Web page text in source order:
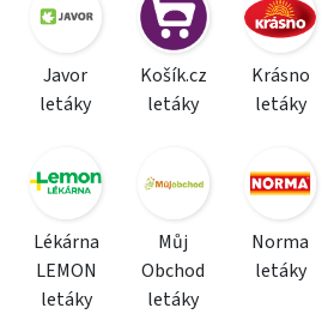
Javor
letáky
Košík.cz
letáky
Krásno
letáky
Lékárna
LEMON
letáky
Můj
Obchod
letáky
Norma
letáky